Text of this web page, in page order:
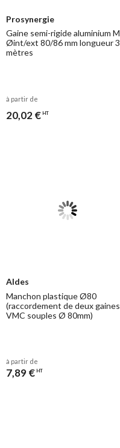
Prosynergie
Gaine semi-rigide aluminium
Øint/ext 80/86 mm longueur 3
mètres
à partir de
20,02 € HT
Aldes
Manchon plastique Ø80
(raccordement de deux gaines
VMC souples Ø 80mm)
à partir de
7,89 € HT